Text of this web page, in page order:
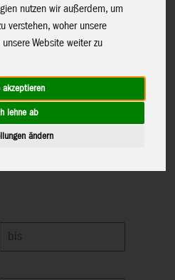
nutzen wir außerdem, um
verstehen, woher unsere
Website weiter zu
akzeptieren
lehne ab
ändern